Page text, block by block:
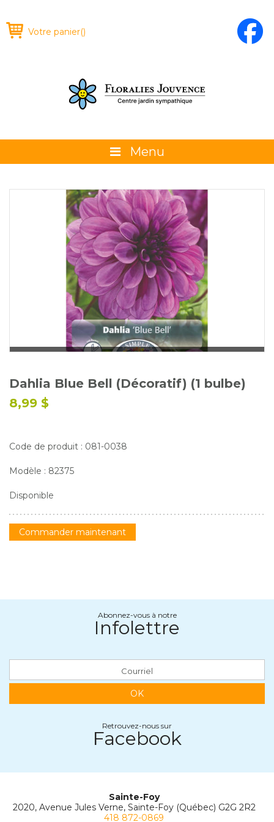
Votre panier()
Menu
La boutique
Promotions et évènements
Conseils
Glossaire
Calendrier horticole
Emplois
Service à la clientèle
Nous joindre
Dahlia Blue Bell (Décoratif) (1 bulbe)
8,99 $
Code de produit : 081-0038
Modèle : 82375
Disponible
Commander maintenant
Abonnez-vous à notre
Infolettre
OK
Retrouvez-nous sur
Facebook
Sainte-Foy
2020, Avenue Jules Verne, Sainte-Foy (Québec) G2G 2R2
418 872-0869